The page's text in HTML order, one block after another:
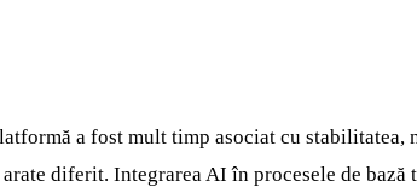
a fost mult timp asociat cu
diferit. Integrarea AI în procesele de